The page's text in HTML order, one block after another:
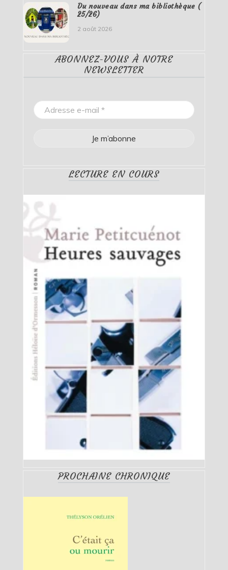
Du nouveau dans ma bibliothèque (
25/26)
2 août 2026
ABONNEZ-VOUS À NOTRE
NEWSLETTER
LECTURE EN COURS
PROCHAINE CHRONIQUE